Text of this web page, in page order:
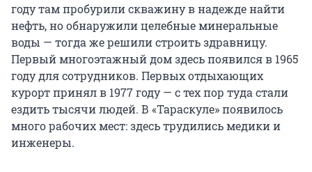
году там пробурили скважину в надежде найти
нефть, но обнаружили целебные минеральные
воды — тогда же решили строить здравницу.
Первый многоэтажный дом здесь появился в 1965
году для сотрудников. Первых отдыхающих
курорт принял в 1977 году — с тех пор туда стали
ездить тысячи людей. В «Тараскуле» появилось
много рабочих мест: здесь трудились медики и
инженеры.